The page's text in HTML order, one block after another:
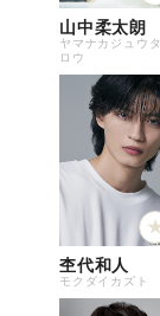
山中柔太朗
ヤマナカジュウタ
ロウ
杢代和人
モクダイカズト